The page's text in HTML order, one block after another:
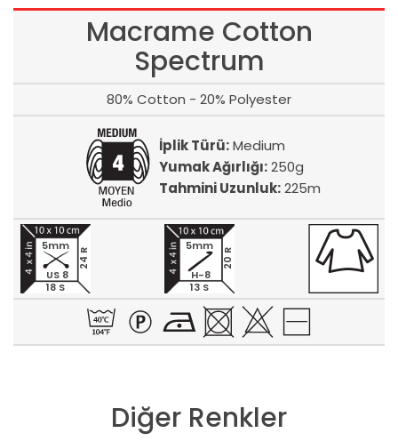
Macrame Cotton
Spectrum
80% Cotton - 20% Polyester
İplik Türü:Medium
Yumak Ağırlığı:250g
Tahmini Uzunluk:225m
18 S
24 R
5mm
US 8
13 S
20 R
5mm
H-8
Diğer Renkler